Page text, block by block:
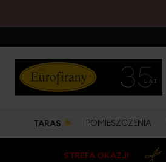
TARAS ☀ POMIESZCZENIA
STREFA OKAZJI